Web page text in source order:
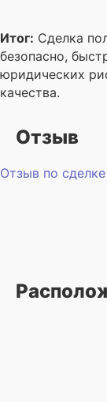
Итог: Сделка
безопасно,
юридических
качества.
Отзыв
Отзыв по сделке